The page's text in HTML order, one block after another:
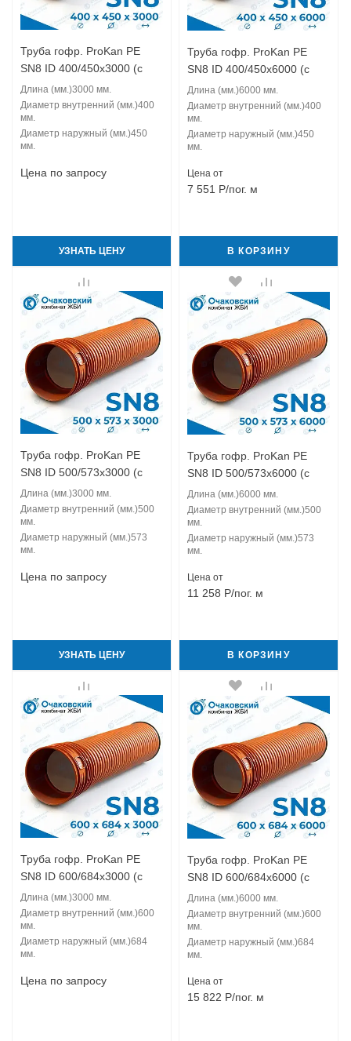
Труба гофр. ProKan PE
SN8 ID 400/450x3000 (с
муфтой)
Длина (мм.)3000 мм.
Диаметр внутренний (мм.)400
мм.
Диаметр наружный (мм.)450
мм.
Цена по запросу
УЗНАТЬ ЦЕНУ
Труба гофр. ProKan PE
SN8 ID 400/450x6000 (с
муфтой)
Длина (мм.)6000 мм.
Диаметр внутренний (мм.)400
мм.
Диаметр наружный (мм.)450
мм.
Цена от
7 551 Р/пог. м
В КОРЗИНУ
Труба гофр. ProKan PE
SN8 ID 500/573x3000 (с
муфтой)
Длина (мм.)3000 мм.
Диаметр внутренний (мм.)500
мм.
Диаметр наружный (мм.)573
мм.
Цена по запросу
УЗНАТЬ ЦЕНУ
Труба гофр. ProKan PE
SN8 ID 500/573x6000 (с
муфтой)
Длина (мм.)6000 мм.
Диаметр внутренний (мм.)500
мм.
Диаметр наружный (мм.)573
мм.
Цена от
11 258 Р/пог. м
В КОРЗИНУ
Труба гофр. ProKan PE
SN8 ID 600/684x3000 (с
муфтой)
Длина (мм.)3000 мм.
Диаметр внутренний (мм.)600
мм.
Диаметр наружный (мм.)684
мм.
Цена по запросу
Труба гофр. ProKan PE
SN8 ID 600/684x6000 (с
муфтой)
Длина (мм.)6000 мм.
Диаметр внутренний (мм.)600
мм.
Диаметр наружный (мм.)684
мм.
Цена от
15 822 Р/пог. м